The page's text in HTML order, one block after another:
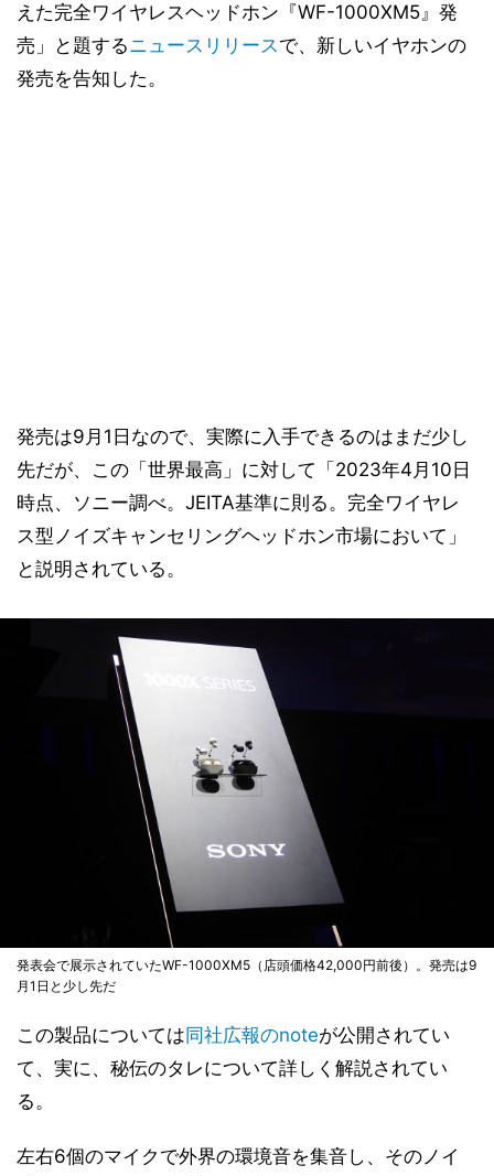
えた完全ワイヤレスヘッドホン『WF-1000XM5』発
売」と題するニュースリリースで、新しいイヤホンの
発売を告知した。
発売は9月1日なので、実際に入手できるのはまだ少し
先だが、この「世界最高」に対して「2023年4月10日
時点、ソニー調べ。JEITA基準に則る。完全ワイヤレ
ス型ノイズキャンセリングヘッドホン市場において」
と説明されている。
発表会で展示されていたWF-1000XM5（店頭価格42,000円前後）。発売は9
月1日と少し先だ
この製品については同社広報のnoteが公開されてい
て、実に、秘伝のタレについて詳しく解説されてい
る。
左右6個のマイクで外界の環境音を集音し、そのノイ